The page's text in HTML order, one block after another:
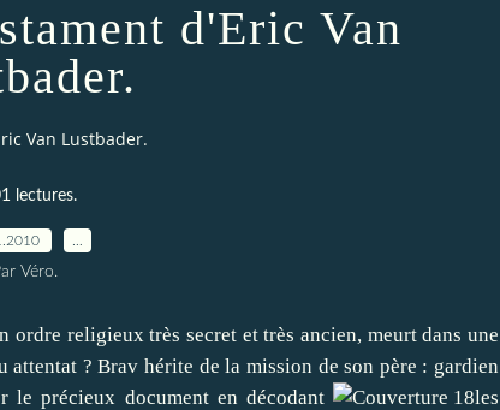
d'Eric Van
Van Lustbader.
lectures.
Véro.
ordre religieux très secret et très ancien, meurt dans une
? Brav hérite de la mission de son père : gardien
le précieux document en décodant
les